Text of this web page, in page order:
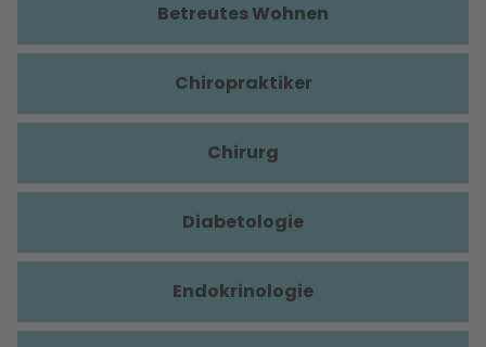
Betreutes Wohnen
Chiropraktiker
Chirurg
Diabetologie
Endokrinologie